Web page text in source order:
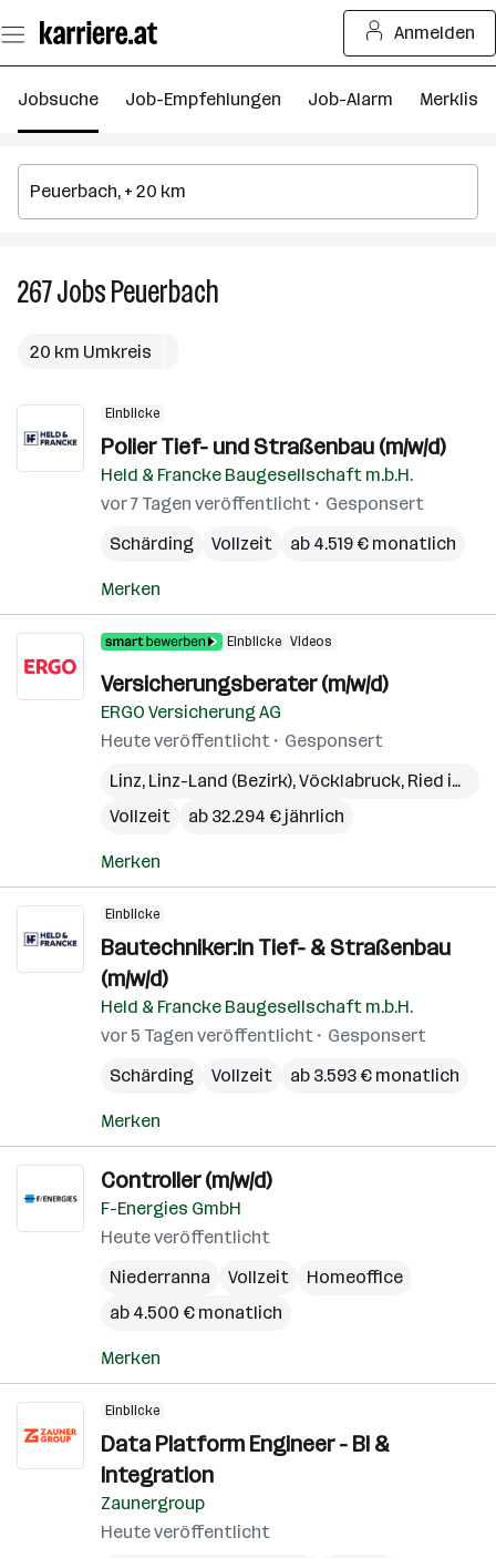
Seiteninhalt
springen
Anmelden
Jobsuche Job-Empfehlungen Job-Alarm Merkliste
267JobsPeuerbach
20 km Umkreis
Einblicke
Polier Tief- und Straßenbau (m/w/d)
Held & Francke Baugesellschaft m.b.H.
vor 7 Tagen veröffentlicht
Gesponsert
Schärding
Vollzeit ab 4.519 € monatlich
Merken
Einblicke Videos
Versicherungsberater (m/w/d)
ERGO Versicherung AG
Heute veröffentlicht
Gesponsert
Linz, Linz-Land (Bezirk),Vöcklabruck, Ried im Innkreis
Vollzeit
ab 32.294 € jährlich
Merken
Einblicke
Bautechniker:in Tief- & Straßenbau
(m/w/d)
Held & Francke Baugesellschaft m.b.H.
vor 5 Tagen veröffentlicht
Gesponsert
Schärding
Vollzeit ab 3.593 € monatlich
Merken
Controller (m/w/d)
F-Energies GmbH
Heute veröffentlicht
Niederranna
Vollzeit
Homeoffice
ab 4.500 € monatlich
Merken
Einblicke
Data Platform Engineer - BI &
Integration
Zaunergroup
Heute veröffentlicht